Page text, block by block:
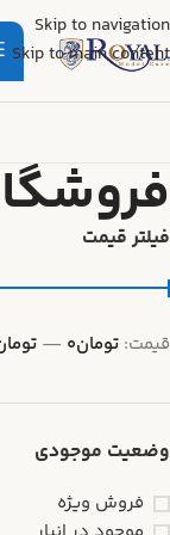
Skip to navigation
Skip to main content
فیلتر قیمت
قیمت: تومان0 —
وضعیت موجودی
فروش ویژه